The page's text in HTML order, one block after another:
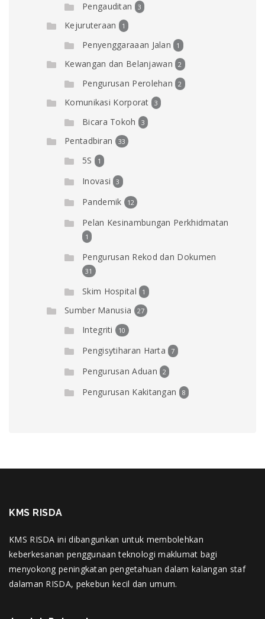
Pengauditan 3
Kejuruteraan 1
Penyenggaraaan Jalan 1
Kewangan dan Belanjawan 2
Pengurusan Perolehan 2
Komunikasi Korporat 3
Bicara Tokoh 3
Pentadbiran 33
5S 1
Inovasi 3
Pandemik 12
Pelan Kesinambungan Perkhidmatan
1
Pengurusan Rekod dan Dokumen
31
Skim Hospital 1
Sumber Manusia 27
Integriti 10
Pengisytiharan Harta 7
Pengurusan Aduan 2
Pengurusan Kakitangan 8
KMS RISDA
KMS RISDA ini dibangunkan untuk membolehkan
keberkesanan penggunaan teknologi maklumat bagi
menyokong peningkatan pengetahuan dalam kalangan staf
dalaman RISDA, pekebun kecil dan umum.